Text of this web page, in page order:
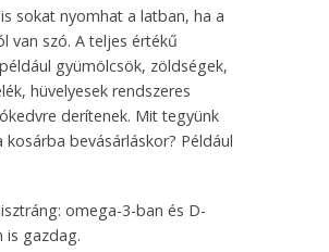
sokat nyomhat a latban, ha a
van szó. A teljes értékű
gyümölcsök, zöldségek,
hüvelyesek rendszeres
derítenek. Mit tegyünk
kosárba bevásárláskor? Például
omega-3-ban és D-
is gazdag.